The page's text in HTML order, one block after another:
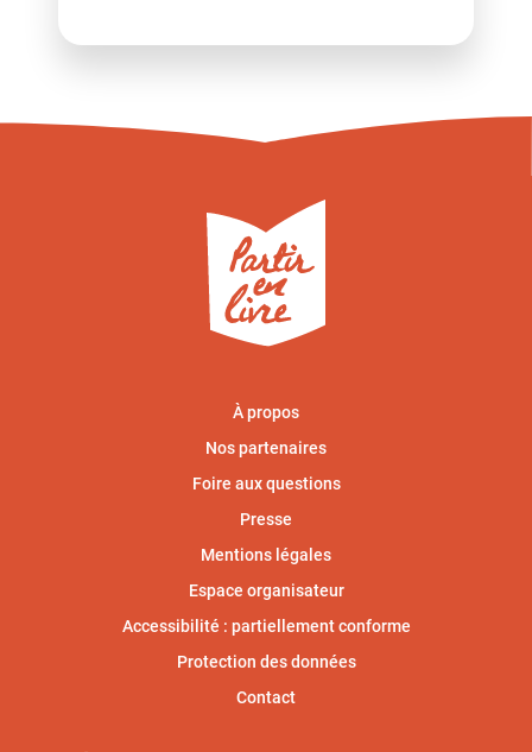
À propos
Nos partenaires
Foire aux questions
Presse
Mentions légales
Espace organisateur
Accessibilité : partiellement conforme
Protection des données
Contact